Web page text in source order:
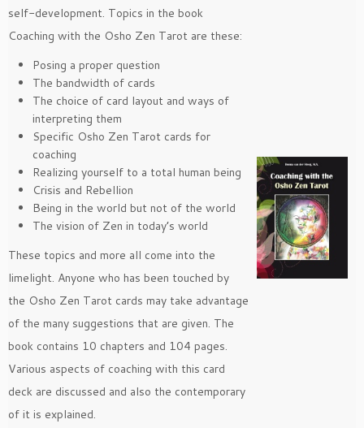
self-development. Topics in the book
Coaching with the Osho Zen Tarot are these:
Posing a proper question
The bandwidth of cards
The choice of card layout and ways of
interpreting them
Specific Osho Zen Tarot cards for
coaching
Realizing yourself to a total human being
Crisis and Rebellion
Being in the world but not of the world
The vision of Zen in today’s world
These topics and more all come into the
limelight. Anyone who has been touched by
the Osho Zen Tarot cards may take advantage
of the many suggestions that are given. The
book contains 10 chapters and 104 pages.
Various aspects of coaching with this card
deck are discussed and also the contemporary
of it is explained.